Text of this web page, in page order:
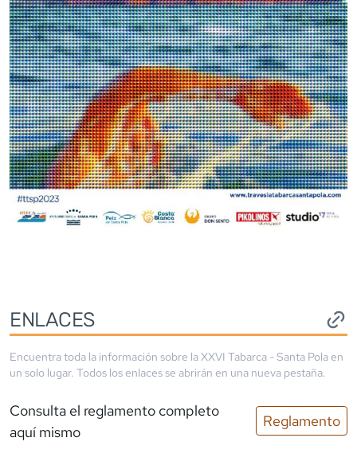
ENLACES
Encuentra toda la información sobre laXXVI Tabarca - Santa Pola en
un solo lugar. Todos los enlaces se abrirán en una nueva pestaña.
Consulta el reglamento completo
aquí mismo
Reglamento